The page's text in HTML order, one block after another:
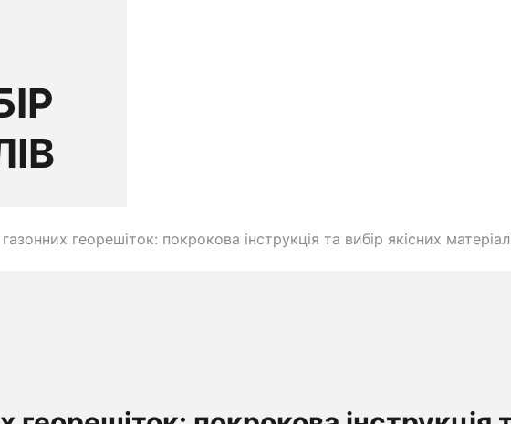
георешіток: покрокова інструкція та вибір якісних